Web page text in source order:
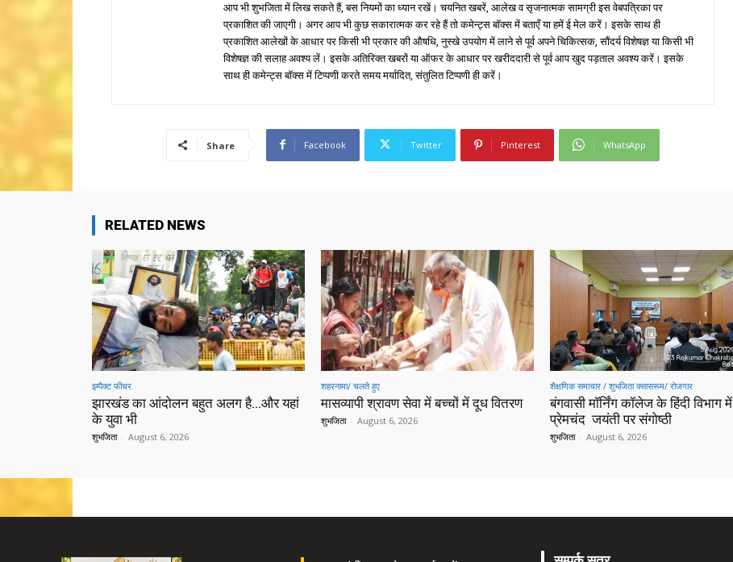
आप भी शुभजिता में लिख सकते हैं, बस नियमों का ध्यान रखें। चयनित खबरें, आलेख व सृजनात्मक सामग्री इस वेबपत्रिका पर
प्रकाशित की जाएगी। अगर आप भी कुछ सकारात्मक कर रहे हैं तो कमेन्ट्स बॉक्स में बताएँ या हमें ई मेल करें। इसके साथ ही
प्रकाशित आलेखों के आधार पर किसी भी प्रकार की औषधि, नुस्खे उपयोग में लाने से पूर्व अपने चिकित्सक, सौंदर्य विशेषज्ञ या किसी भी
विशेषज्ञ की सलाह अवश्य लें। इसके अतिरिक्त खबरों या ऑफर के आधार पर खरीददारी से पूर्व आप खुद पड़ताल अवश्य करें। इसके
साथ ही कमेन्ट्स बॉक्स में टिप्पणी करते समय मर्यादित, संतुलित टिप्पणी ही करें।
Share Facebook Twitter Pinterest WhatsApp
RELATED NEWS
इम्पैक्ट फीचर
झारखंड का आंदोलन बहुत अलग है…और यहां
के युवा भी
शुभजिता - August 6, 2026
शहरनामा/ चलते हुए
मासव्यापी श्रावण सेवा में बच्चों में दूध वितरण
शुभजिता - August 6, 2026
शैक्षणिक समाचार / शुभजिता क्सासरूम/ रोजगार
बंगवासी मॉर्निंग कॉलेज के हिंदी विभाग में
प्रेमचंद जयंती पर संगोष्ठी
शुभजिता - August 6, 2026